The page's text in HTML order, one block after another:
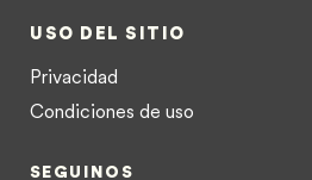
USO DEL SITIO
Privacidad
Condiciones de uso
SEGUINOS